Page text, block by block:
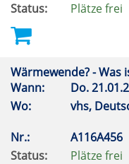
Status:
Plätze frei
Wärmewende? - Was
Wann:
Do.
Wo:
vhs,
Nr.:
A116A456
Status:
Plätze frei